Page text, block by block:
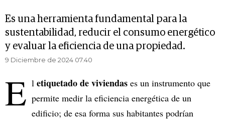
Es una herramienta fundamental para la
sustentabilidad, reducir el consumo energético
y evaluar la eficiencia de una propiedad.
9 Diciembre de 2024 07.40
E l etiquetado de viviendas es un instrumento que
permite medir la eficiencia energética de un
edificio; de esa forma sus habitantes podrían